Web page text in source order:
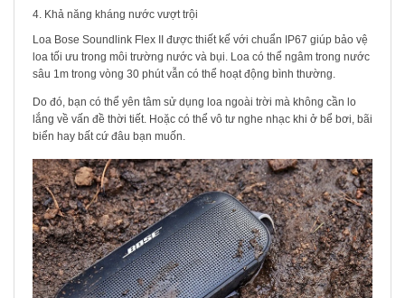
4. Khả năng kháng nước vượt trội
Loa Bose Soundlink Flex II được thiết kế với chuẩn IP67 giúp bảo vệ
loa tối ưu trong môi trường nước và bụi. Loa có thể ngâm trong nước
sâu 1m trong vòng 30 phút vẫn có thể hoạt động bình thường.
Do đó, bạn có thể yên tâm sử dụng loa ngoài trời mà không cần lo
lắng về vấn đề thời tiết. Hoặc có thể vô tư nghe nhạc khi ở bể bơi, bãi
biển hay bất cứ đâu bạn muốn.